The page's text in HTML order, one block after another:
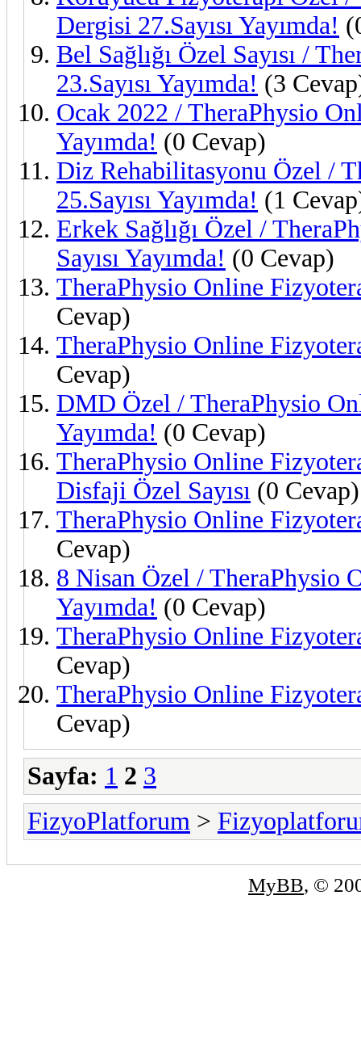
Dergisi 27.Sayısı Yayımda!
Bel Sağlığı Özel Sayısı /
23.Sayısı Yayımda! (3
Ocak 2022 / TheraPhysio
Yayımda! (0 Cevap)
Diz Rehabilitasyonu Özel /
25.Sayısı Yayımda! (1
Erkek Sağlığı Özel /
Sayısı Yayımda! (0 Cevap)
TheraPhysio Online
Cevap)
TheraPhysio Online
Cevap)
DMD Özel / TheraPhysio
Yayımda! (0 Cevap)
TheraPhysio Online
Disfaji Özel Sayısı (0 Cevap)
TheraPhysio Online
Cevap)
8 Nisan Özel / TheraPhysio
Yayımda! (0 Cevap)
TheraPhysio Online
Cevap)
TheraPhysio Online
Cevap)
Sayfa: 1 2 3
FizyoPlatforum >
MyBB, ©